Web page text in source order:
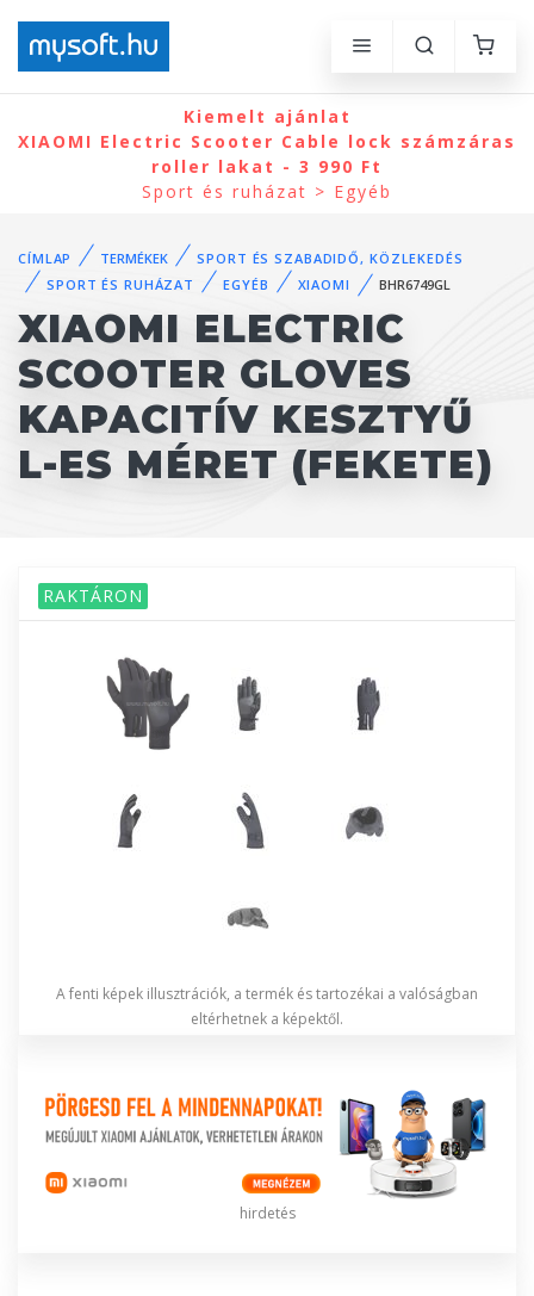
Kiemelt ajánlat
XIAOMI Electric Scooter Cable lock számzáras
roller lakat - 3 990 Ft
Sport és ruházat > Egyéb
CÍMLAP TERMÉKEK
SPORT ÉS SZABADIDŐ, KÖZLEKEDÉS
SPORT ÉS RUHÁZAT
EGYÉB XIAOMI BHR6749GL
XIAOMI ELECTRIC
SCOOTER GLOVES
KAPACITÍV KESZTYŰ
L-ES MÉRET (FEKETE)
RAKTÁRON
A fenti képek illusztrációk, a termék és tartozékai a valóságban
eltérhetnek a képektől.
hirdetés